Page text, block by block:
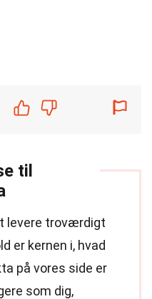
til
levere troværdigt
er kernen i, hvad
på vores side er
som dig,